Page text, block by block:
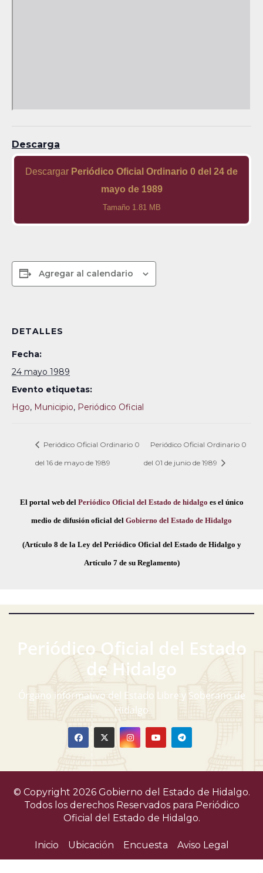
Descarga
Descargar Periódico Oficial Ordinario 0 del 24 de
mayo de 1989
Tamaño 1.81 MB
Agregar al calendario
DETALLES
Fecha:
24 mayo 1989
Evento etiquetas:
Hgo, Municipio, Periódico Oficial
Periódico Oficial Ordinario 0
del 16 de mayo de 1989
Periódico Oficial Ordinario 0
del 01 de junio de 1989
El portal web del Periódico Oficial del Estado de hidalgo es el único
medio de difusión oficial del Gobierno del Estado de Hidalgo
(Artículo 8 de la Ley del Periódico Oficial del Estado de Hidalgo y
Artículo 7 de su Reglamento)
Periódico Oficial del Estado
de Hidalgo
Órgano informativo del Estado Libre y Soberano de
Hidalgo
© Copyright 2026 Gobierno del Estado de Hidalgo.
Todos los derechos Reservados para Periódico
Oficial del Estado de Hidalgo.
Inicio Ubicación Encuesta Aviso Legal